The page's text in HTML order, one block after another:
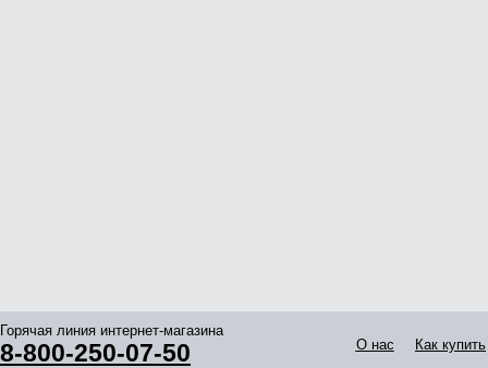
Горячая линия интернет-магазина
8-800-250-07-50 О нас Как купить